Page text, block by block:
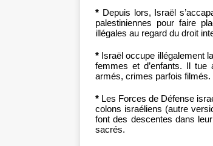
* Depuis lors, Israël
palestiniennes pour faire
illégales au regard du droit
* Israël occupe illégalement
femmes et d’enfants. Il
armés, crimes parfois filmés.
* Les Forces de Défense
colons israéliens (autre
font des descentes dans
sacrés.